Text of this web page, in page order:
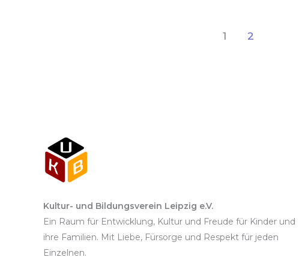
1 2
Kultur- und Bildungsverein Leipzig e.V.
Ein Raum für Entwicklung, Kultur und Freude für Kinder und
ihre Familien. Mit Liebe, Fürsorge und Respekt für jeden
Einzelnen.